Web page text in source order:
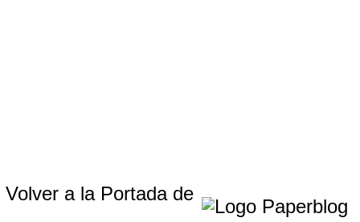
Volver a la Portada de